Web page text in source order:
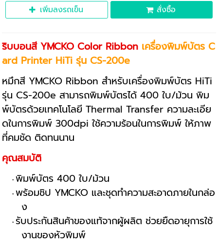
เพิ่มลงรถเข็น สั่งซื้อ
ริบบอนสี YMCKO Color Ribbon เครื่องพิมพ์บัตร C
ard Printer HiTi รุ่น CS-200e
หมึกสี YMCKO Ribbon สำหรับเครื่องพิมพ์บัตร HiTi
รุ่น CS-200e สามารถพิมพ์บัตรได้ 400 ใบ/ม้วน พิม
พ์บัตรด้วยเทคโนโลยี Thermal Transfer ความละเอีย
ดในการพิมพ์ 300dpi ใช้ความร้อนในการพิมพ์ ให้ภาพ
ที่คมชัด ติดทนนาน
คุณสมบัติ
พิมพ์บัตร 400 ใบ/ม้วน
พร้อมชิป YMCKO และชุดทำความสะอาดภายในกล่อ
ง
รับประกันสินค้าของแท้จากผู้ผลิต ช่วยยืดอายุการใช้
งานของหัวพิมพ์